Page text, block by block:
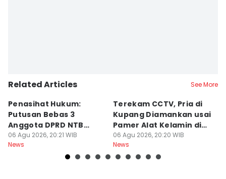
Related Articles See More
Penasihat Hukum:
Putusan Bebas 3
Anggota DPRD NTB
Bersifat Final
06 Agu 2026, 20:21 WIB
News
Terekam CCTV, Pria di
Kupang Diamankan usai
Pamer Alat Kelamin di
Kios
06 Agu 2026, 20:20 WIB
News